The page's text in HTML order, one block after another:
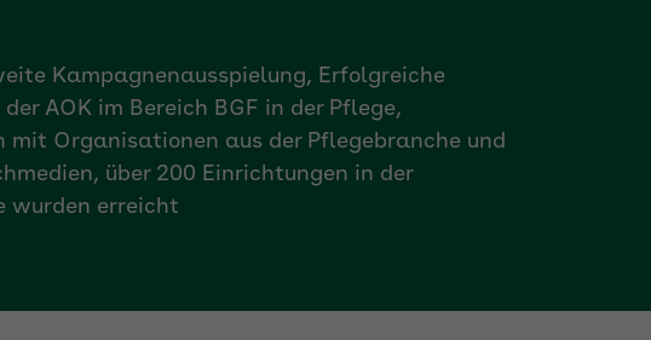
Kampagnenausspielung, Erfolgreiche
AOK im Bereich BGF in der Pflege,
mit Organisationen aus der Pflegebranche und
über 200 Einrichtungen in der
wurden erreicht